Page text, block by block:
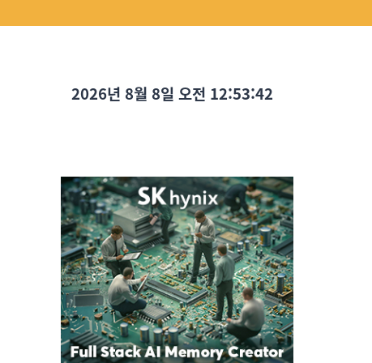
2026년 8월 8일 오전 12:53:44